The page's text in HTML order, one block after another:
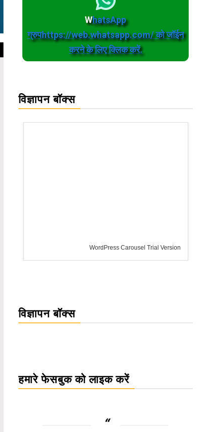
WhatsApp
ग्रुपhttps://web.whatsapp.com/ को जॉईन
करने के लिए क्लिक करें.
विज्ञापन बॉक्स
WordPress Carousel Trial Version
विज्ञापन बॉक्स
हमारे फेसबुक को लाइक करें